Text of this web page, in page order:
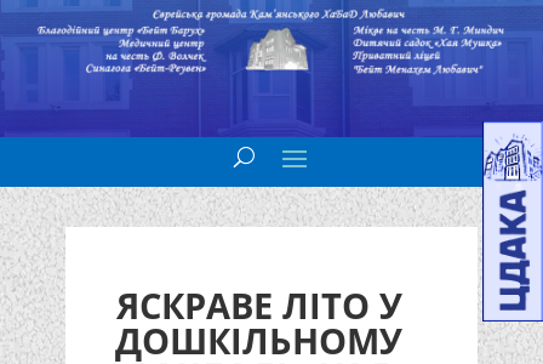
ЯСКРАВЕ ЛІТО У
ДОШКІЛЬНОМУ